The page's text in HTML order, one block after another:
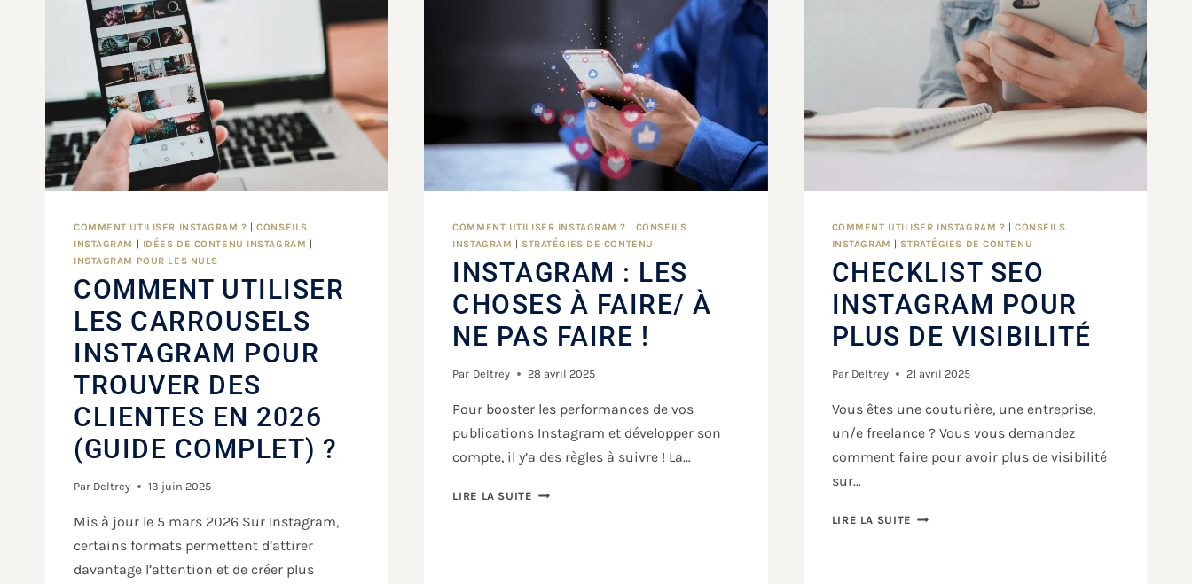
COMMENT UTILISER INSTAGRAM ? |CONSEILS
INSTAGRAM | IDÉES DE CONTENU INSTAGRAM |
INSTAGRAM POUR LES NULS
COMMENT UTILISER
LES CARROUSELS
INSTAGRAM POUR
TROUVER DES
CLIENTES EN 2026
(GUIDE COMPLET) ?
Par Deltrey 13 juin 2025
Mis à jour le 5 mars 2026 Sur Instagram,
certains formats permettent d’attirer
davantage l’attention et de créer plus
COMMENT UTILISER INSTAGRAM ? | CONSEILS
INSTAGRAM | STRATÉGIES DE CONTENU
INSTAGRAM : LES
CHOSES À FAIRE/ À
NE PAS FAIRE !
Par Deltrey 28 avril 2025
Pour booster les performances de vos
publications Instagram et développer son
compte, il y’a des règles à suivre ! La…
LIRE LA SUITE
COMMENT UTILISER INSTAGRAM ? |CONSEILS
INSTAGRAM | STRATÉGIES DE CONTENU
CHECKLIST SEO
INSTAGRAM POUR
PLUS DE VISIBILITÉ
Par Deltrey 21 avril 2025
Vous êtes une couturière, une entreprise,
un/e freelance ? Vous vous demandez
comment faire pour avoir plus de visibilité
sur…
LIRE LA SUITE